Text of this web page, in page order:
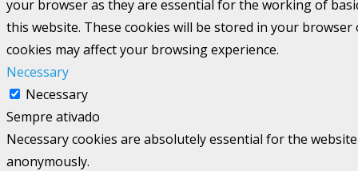
your browser as they are essential for the working of
this website. These cookies will be stored in your
cookies may affect your browsing experience.
Necessary
Necessary
Sempre ativado
Necessary cookies are absolutely essential for the
anonymously.